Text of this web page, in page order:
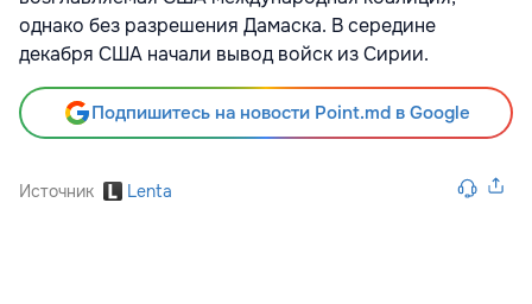
однако без разрешения Дамаска. В середине
декабря США начали вывод войск из Сирии.
Подпишитесь на новости Point.md в Google
Источник Lenta